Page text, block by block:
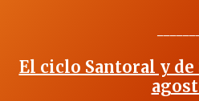
El ciclo Santoral y de